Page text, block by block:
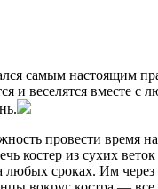
самым настоящим
и веселятся вместе с
провести время
костер из сухих
сроках. Им через